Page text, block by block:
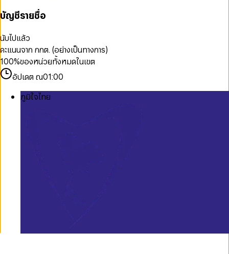
บัญชีรายชื่อ
นับไปแล้ว
คะแนนจาก กกต. (อย่างเป็นทางการ)
100%ของหน่วยทั้งหมดในเขต
อัปเดต ณ01:00
ภูมิใจไทย